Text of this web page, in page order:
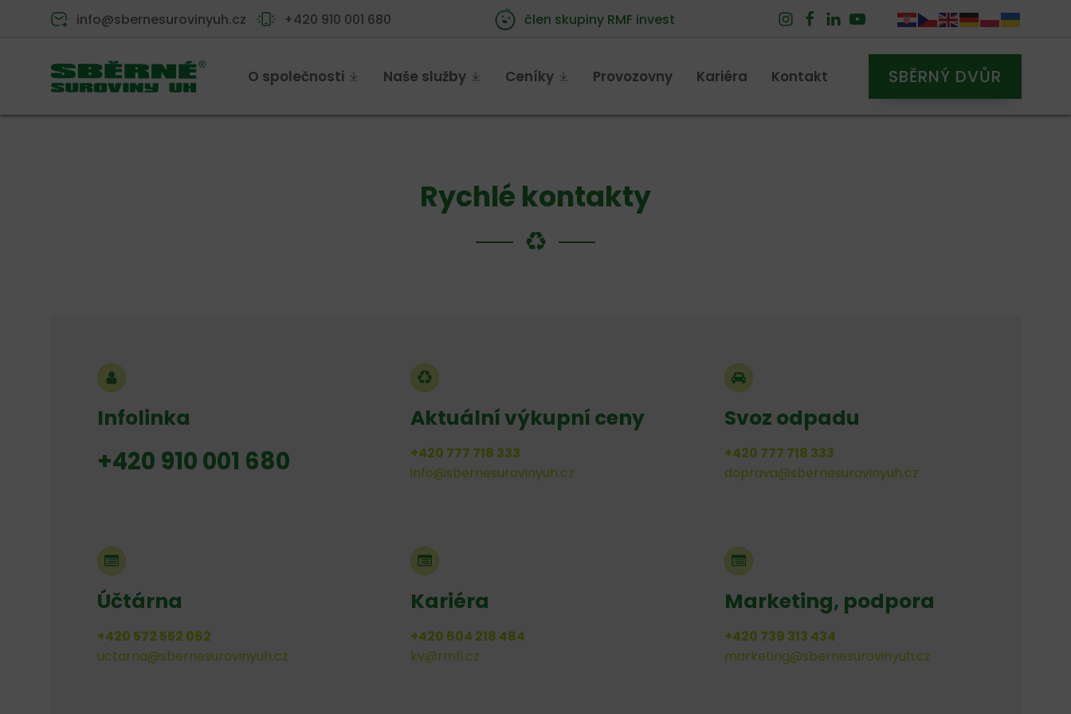
info@sbernesurovinyuh.cz +420 910 001 680 člen skupiny RMF invest
O společnosti Naše služby Ceníky Provozovny Kariéra Kontakt SBĚRNÝ DVŮR
Rychlé kontakty
Infolinka
+420 910 001 680
Aktuální výkupní ceny
+420 777 718 333
info@sbernesurovinyuh.cz
Svoz odpadu
+420 777 718 333
doprava@sbernesurovinyuh.cz
Účtárna
+420 572 552 062
uctarna@sbernesurovinyuh.cz
Kariéra
+420 604 218 484
kv@rmfi.cz
Marketing, podpora
+420 739 313 434
marketing@sbernesurovinyuh.cz